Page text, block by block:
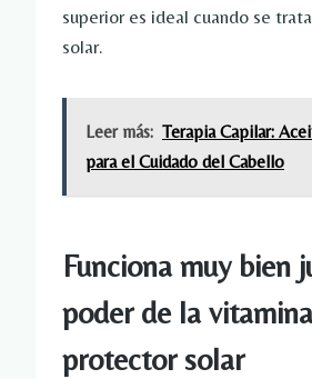
superior es ideal cuando se
solar.
Leer más: Terapia Capilar:
para el Cuidado del Cabello
Funciona muy bien
poder de la
protector solar